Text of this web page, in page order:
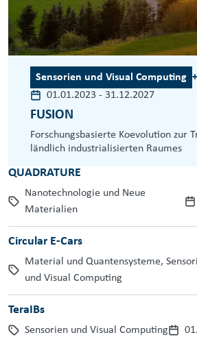
Sensorien und Visual Computing
01.01.2023 - 31.12.2027
FUSION
Forschungsbasierte Koevolution zur
ländlich industrialisierten Raumes
QUADRATURE
Nanotechnologie und Neue
Materialien
Circular E-Cars
Material und Quantensysteme,
und Visual Computing
TeraIBs
Sensorien und Visual Computing